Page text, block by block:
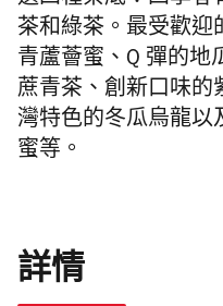
茶和綠茶 。最受歡
青蘆薈蜜、Q 彈的地
蔗青茶、創新口味的
灣特色的冬瓜烏龍以
蜜等。
詳情